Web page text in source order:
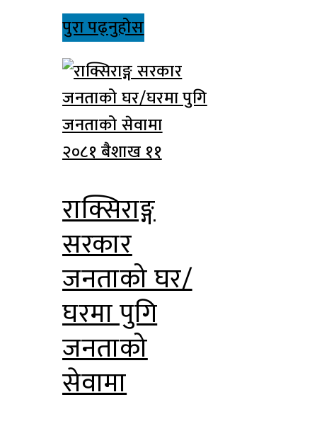
पुरा पढ्नुहोस
२०८१ बैशाख ११
राक्सिराङ्ग
सरकार
जनताको घर/
घरमा पुगि
जनताको
सेवामा